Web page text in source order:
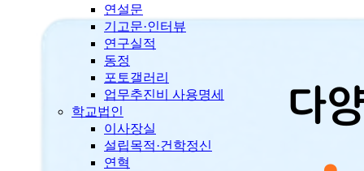
연설문
기고문·인터뷰
연구실적
동정
포토갤러리
업무추진비 사용명세
학교법인
이사장실
설립목적·건학정신
연혁